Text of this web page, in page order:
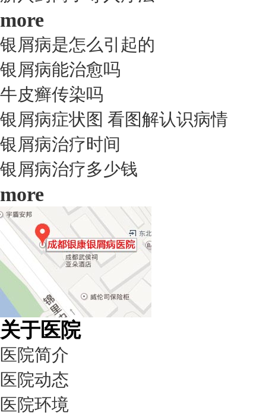
more
银屑病是怎么引起的
银屑病能治愈吗
牛皮癣传染吗
银屑病症状图 看图解认识病情
银屑病治疗时间
银屑病治疗多少钱
more
关于医院
医院简介
医院动态
医院环境